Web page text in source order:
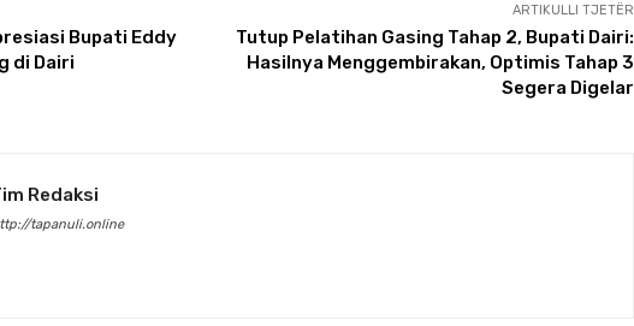
Bupati Eddy
di Dairi
ARTIKULLI TJETËR
Tutup Pelatihan Gasing Tahap 2, Bupati Dairi:
Hasilnya Menggembirakan, Optimis Tahap 3
Segera Digelar
Redaksi
tapanuli.online